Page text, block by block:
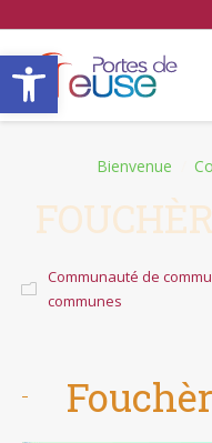
Ouvrir la barre d’outils
You are here:Bienvenue
Communauté de
communes